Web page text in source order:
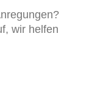
wir helfen